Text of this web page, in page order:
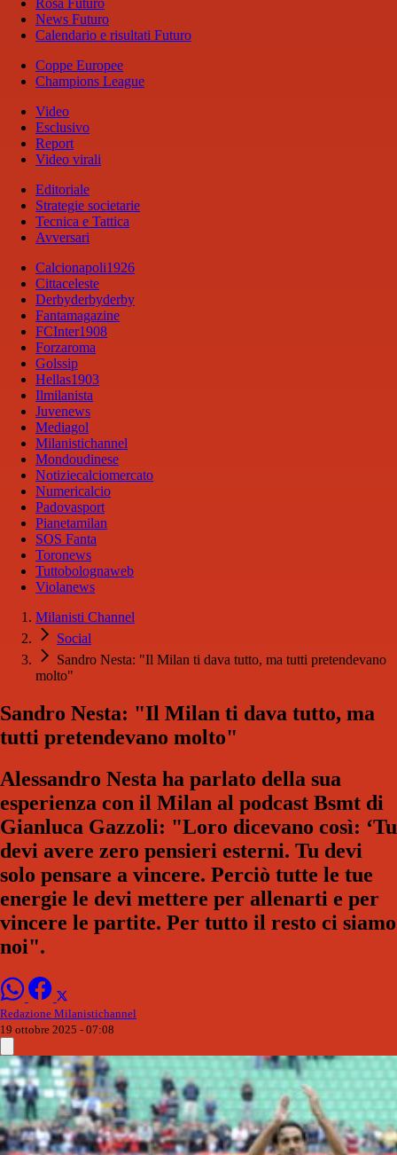
Rosa Futuro
News Futuro
Calendario e risultati Futuro
Coppe Europee
Champions League
Video
Esclusivo
Report
Video virali
Editoriale
Strategie societarie
Tecnica e Tattica
Avversari
Calcionapoli1926
Cittaceleste
Derbyderbyderby
Fantamagazine
FCInter1908
Forzaroma
Golssip
Hellas1903
Ilmilanista
Juvenews
Mediagol
Milanistichannel
Mondoudinese
Notiziecalciomercato
Numericalcio
Padovasport
Pianetamilan
SOS Fanta
Toronews
Tuttobolognaweb
Violanews
Milanisti Channel
Social
Sandro Nesta: "Il Milan ti dava tutto, ma tutti pretendevano
molto"
Sandro Nesta: "Il Milan ti dava tutto, ma
tutti pretendevano molto"
Alessandro Nesta ha parlato della sua
esperienza con il Milan al podcast Bsmt di
Gianluca Gazzoli: "Loro dicevano così: ‘Tu
devi avere zero pensieri esterni. Tu devi
solo pensare a vincere. Perciò tutte le tue
energie le devi mettere per allenarti e per
vincere le partite. Per tutto il resto ci siamo
noi".
Redazione Milanistichannel
19 ottobre 2025 - 07:08